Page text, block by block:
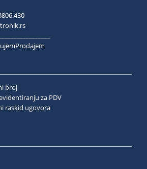
broj
za PDV
raskid ugovora